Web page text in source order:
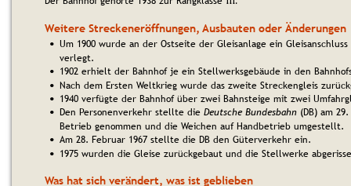
Weitere Streckeneröffnungen, Ausbauten oder Änderungen
• Um 1900 wurde an der Ostseite der Gleisanlage ein
verlegt.
• 1902 erhielt der Bahnhof je ein Stellwerksgebäude in den
• Nach dem Ersten Weltkrieg wurde das zweite Streckengleis
• 1940 verfügte der Bahnhof über zwei Bahnsteige mit zwei
• Den Personenverkehr stellte die Deutsche Bundesbahn (DB) am
Betrieb genommen und die Weichen auf Handbetrieb umgestellt.
• Am 28. Februar 1967 stellte die DB den Güterverkehr ein.
• 1975 wurden die Gleise zurückgebaut und die Stellwerke
Was hat sich verändert, was ist geblieben